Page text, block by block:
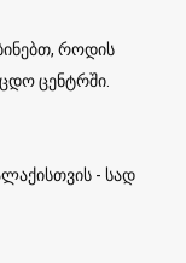
როდის
ცენტრში.
- სად